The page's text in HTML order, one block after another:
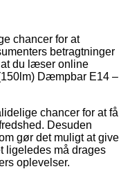
chancer for at
betragtninger
at du læser online
Dæmpbar E14 –
chancer for at få
Desuden
gør det muligt at give
ligeledes må drages
oplevelser.